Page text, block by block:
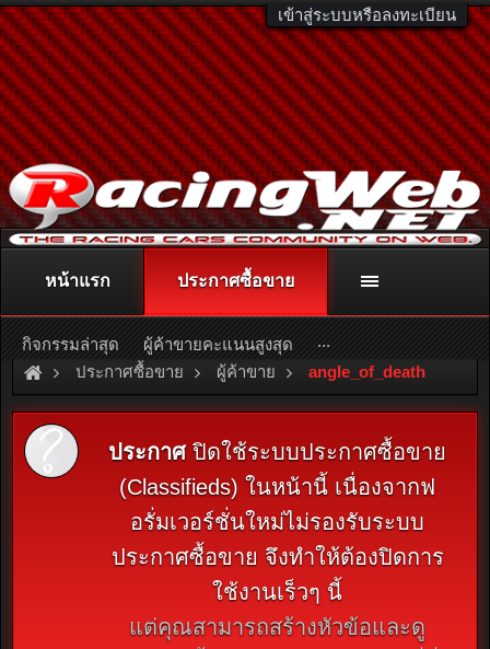
เข้าสู่ระบบหรือลงทะเบียน
ติดต่อลงโฆษณา racingweb@gmail.com
หรือโทร. 081-811-1138
หรืออ่านรายละเอียดเพิ่มเติม คลิกที่นี่
ประกาศซื้อขาย ผู้ค้าขาย angle_of_death
ประกาศปิดใช้ระบบประกาศซื้อขาย
(Classifieds) ในหน้านี้ เนื่องจากฟ
อรั่มเวอร์ชั่นใหม่ไม่รองรับระบบ
ประกาศซื้อขาย จึงทำให้ต้องปิดการ
ใช้งานเร็วๆ นี้
แต่คุณสามารถสร้างหัวข้อและดู
หน้าแรก ประกาศซื้อขาย
กิจกรรมล่าสุด ผู้ค้าขายคะแนนสูงสุด ...